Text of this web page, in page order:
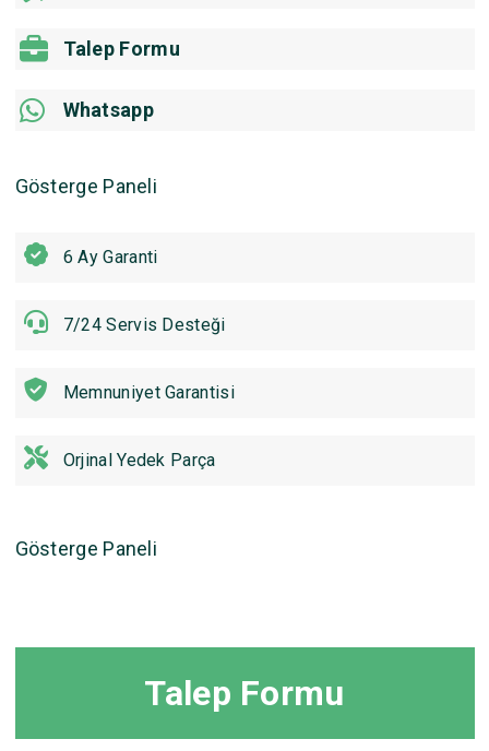
Talep Formu
Whatsapp
Gösterge Paneli
6 Ay Garanti
7/24 Servis Desteği
Memnuniyet Garantisi
Orjinal Yedek Parça
Gösterge Paneli
Talep Formu